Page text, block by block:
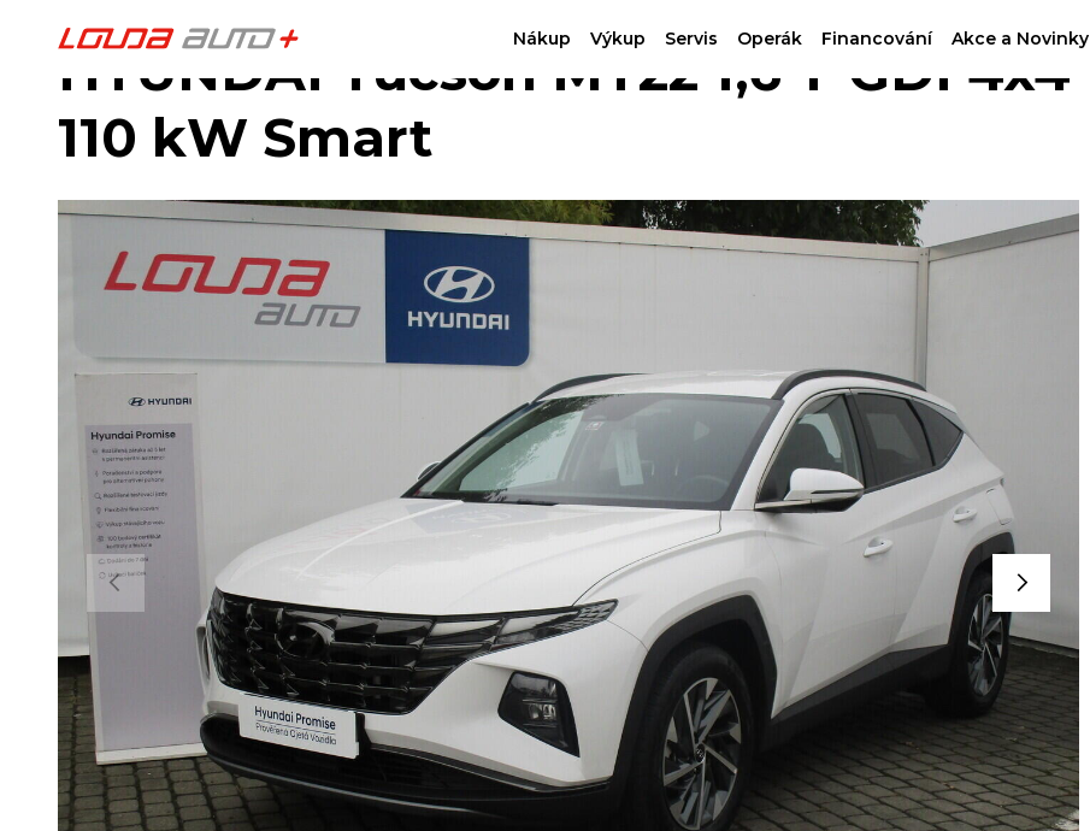
Nákup Výkup Servis Operák Financování Akce a Novinky
HYUNDAI Tucson MY22 1,6 T-GDI 4x4
110 kW Smart